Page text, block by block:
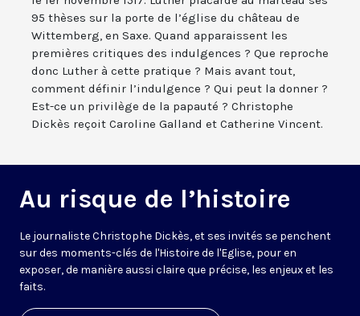
95 thèses sur la porte de l’église du château de
Wittemberg, en Saxe. Quand apparaissent les
premières critiques des indulgences ? Que reproche
donc Luther à cette pratique ? Mais avant tout,
comment définir l’indulgence ? Qui peut la donner ?
Est-ce un privilège de la papauté ? Christophe
Dickès reçoit Caroline Galland et Catherine Vincent.
Au risque de l’histoire
Le journaliste Christophe Dickès, et ses invités se penchent
sur des moments-clés de l'Histoire de l'Eglise, pour en
exposer, de manière aussi claire que précise, les enjeux et les
faits.